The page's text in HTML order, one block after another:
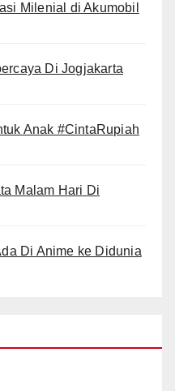
Milenial di Akumobil
Di Jogjakarta
Anak #CintaRupiah
Malam Hari Di
Di Anime ke Didunia